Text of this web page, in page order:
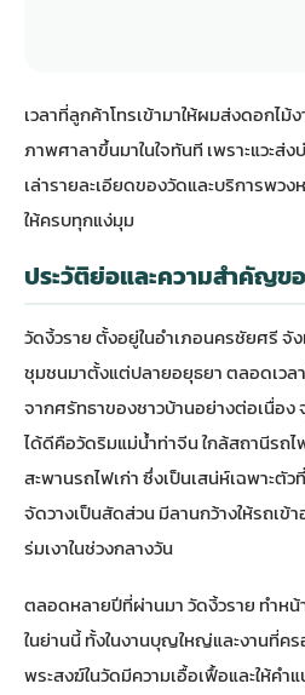
เวลาที่ลูกค้าโทรเข้ามาให้ผมส่งดอกไ
ภาพศาลาขึ้นมาในใจทันที เพราะแวะส่
เล่ารายละเอียดของวัดและบริการพว
ให้ครบทุกแง่มุม
ประวัติย่อและความสำคัญข
วัดงิ้วราย ตั้งอยู่ในอำเภอนครชัยศรี
ชุมชนมาตั้งแต่ปลายอยุธยา ตลอดเวล
จากศรัทธาของชาวบ้านอย่างต่อเนื่อ
ได้ดีคือวัดริมแม่น้ำท่าจีน ใกล้สถานีรถไ
สะพานรถไฟเก่า ซึ่งเป็นเสน่ห์เฉพาะตั
จัดวางเป็นสัดส่วน มีลานกว้างให้รถเข้
ร่มเงาในช่วงกลางวัน
ตลอดหลายปีที่ผ่านมา วัดงิ้วราย ทำห
ในย่านนี้ ทั้งในงานบุญใหญ่และงานที่
พระสงฆ์ในวัดมีความเอื้อเฟื้อและให้ค